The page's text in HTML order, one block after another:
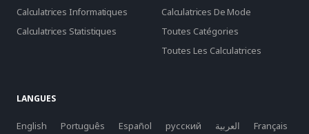
Calculatrices Informatiques
Calculatrices De Mode
Calculatrices Statistiques
Toutes Catégories
Toutes Les Calculatrices
LANGUES
English Português Español русский العربية
Français